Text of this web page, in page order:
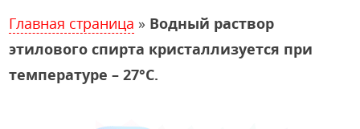
Главная страница » Водный раствор
этилового спирта кристаллизуется при
температуре – 27°С.